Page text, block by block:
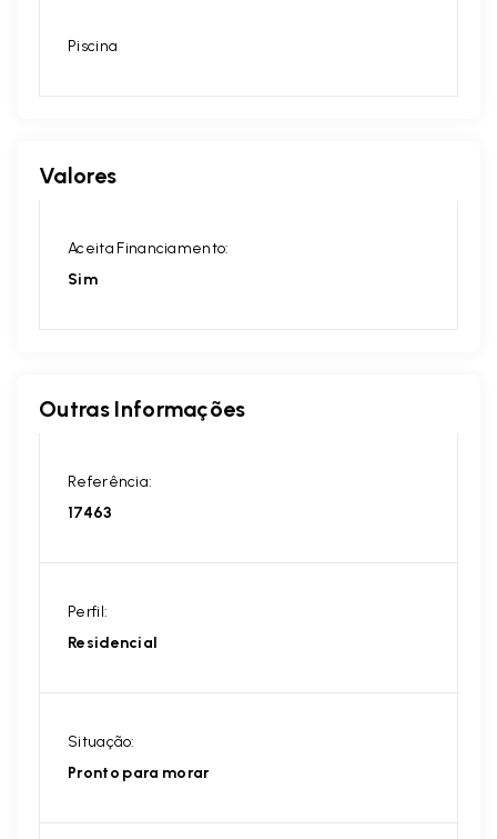
Piscina
Valores
Aceita Financiamento:
Sim
Outras Informações
Referência:
17463
Perfil:
Residencial
Situação:
Pronto para morar